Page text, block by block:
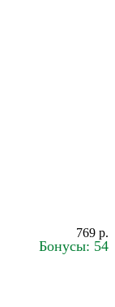
769 р.
Бонусы: 54